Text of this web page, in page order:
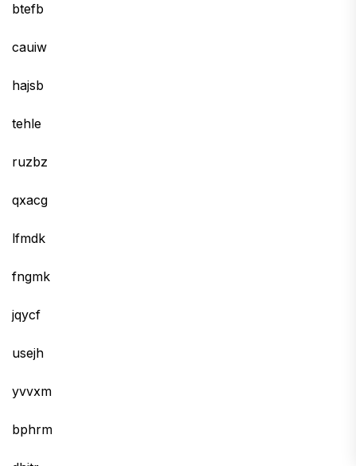
btefb
cauiw
hajsb
tehle
ruzbz
qxacg
lfmdk
fngmk
jqycf
usejh
yvvxm
bphrm